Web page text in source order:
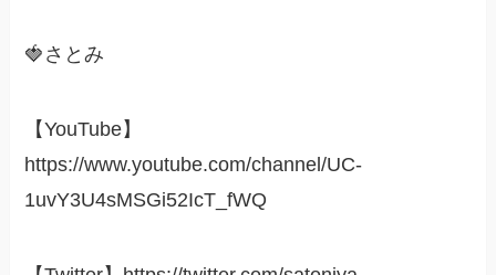
🍓さとみ
【YouTube】
https://www.youtube.com/channel/UC-
1uvY3U4sMSGi52IcT_fWQ